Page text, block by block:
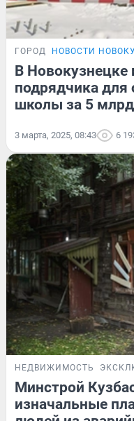
ГОРОД НОВОСТИ
В Новокузнецке
подрядчика для
школы за 5
3 марта, 2025, 08:43 6
НЕДВИЖИМОСТЬ
Минстрой
изначальные